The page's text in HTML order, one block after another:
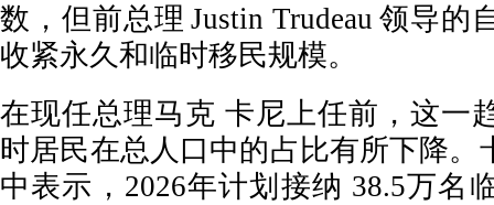
数，但前总理 Justin Trudeau 领导的
收紧永久和临时移民规模。
在现任总理马克 卡尼上任前，这一
时居民在总人口中的占比有所下降。
中表示，2026年计划接纳 38.5万名